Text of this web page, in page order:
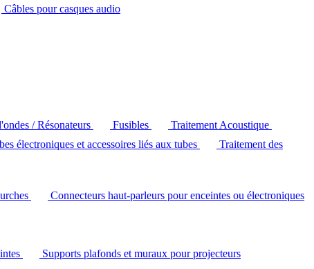
Câbles pour casques audio
/ Résonateurs Fusibles
Traitement Acoustique
électroniques et accessoires liés aux tubes
Traitement des
Connecteurs haut-parleurs pour enceintes ou électroniques
Supports plafonds et muraux pour projecteurs